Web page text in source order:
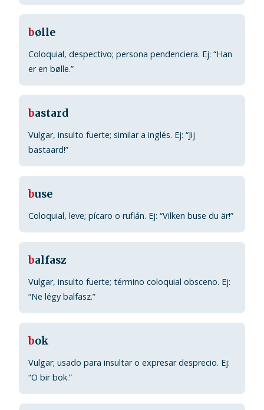
bølle
Coloquial, despectivo; persona pendenciera. Ej: “Han
er en bølle.”
bastard
Vulgar, insulto fuerte; similar a inglés. Ej: “Jij
bastaard!”
buse
Coloquial, leve; pícaro o rufián. Ej: “Vilken buse du är!”
balfasz
Vulgar, insulto fuerte; término coloquial obsceno. Ej:
“Ne légy balfasz.”
bok
Vulgar; usado para insultar o expresar desprecio. Ej:
“O bir bok.”